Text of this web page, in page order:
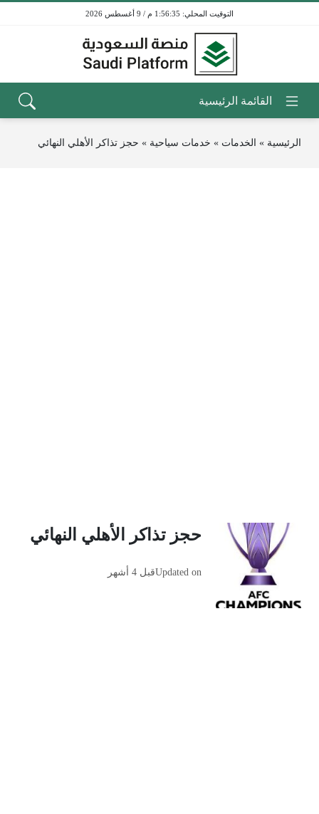
1:56:35 م / 9 أغسطس 2026
الرئيسية » الخدمات » خدمات سياحية » حجز تذاكر الأهلي النهائي
حجز تذاكر الأهلي النهائي
Updated onقبل 4 أشهر